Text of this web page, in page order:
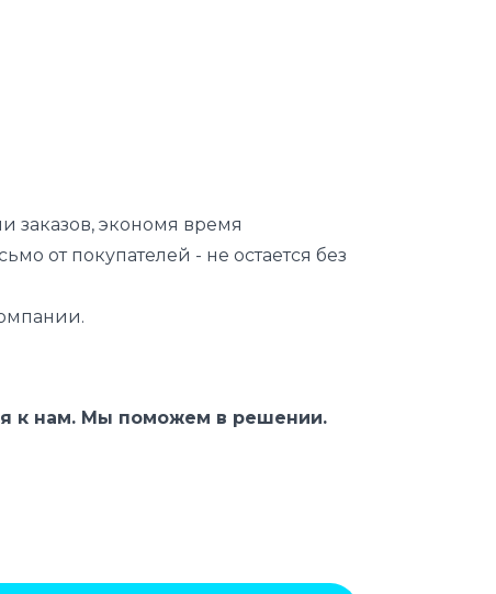
заказов, экономя время
от покупателей - не остается без
к нам. Мы поможем в решении.